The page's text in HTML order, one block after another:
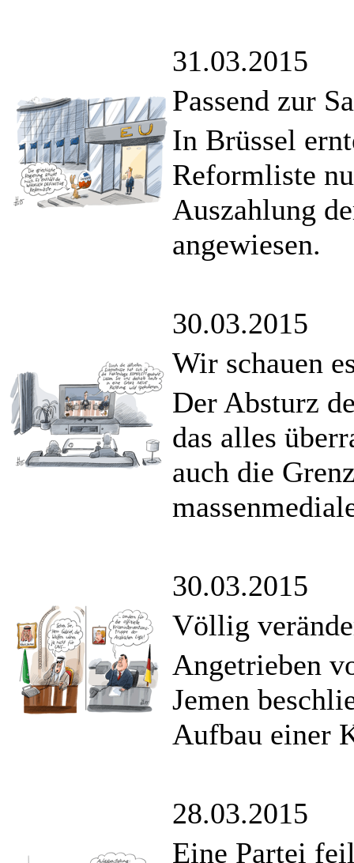
31.03.2015
Passend zur
In Brüssel
Reformliste
Auszahlung
angewiesen.
30.03.2015
Wir schauen
Der Absturz
das alles
auch die
30.03.2015
Völlig
Angetrieben
Jemen
Aufbau einer
28.03.2015
Eine Partei